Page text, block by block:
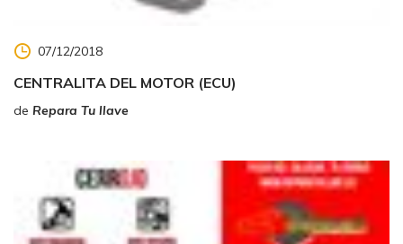
07/12/2018
CENTRALITA DEL MOTOR (ECU)
de Repara Tu llave